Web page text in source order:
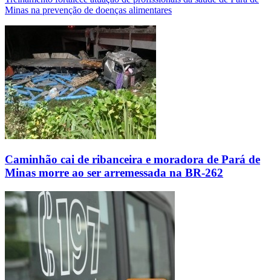
Minas na prevenção de doenças alimentares
Caminhão cai de ribanceira e moradora de Pará de
Minas morre ao ser arremessada na BR-262